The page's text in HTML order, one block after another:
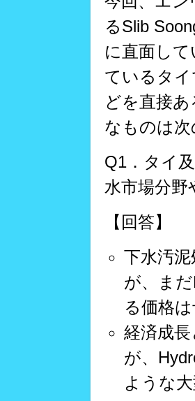
るSlib
に直面し
ているタ
どを直接
なものは
Q1．タイ
水市場分野
【回答】
下水汚
が、ま
る価格
経済成
が、
ような